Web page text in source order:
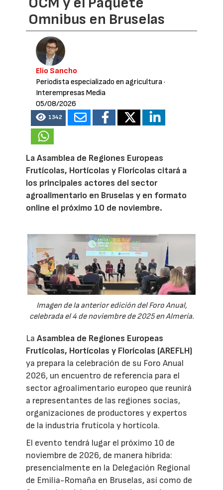
Omnibus en Bruselas
Elio Sancho
Periodista especializado en agricultura·
Interempresas Media
05/08/2026
1342
La Asamblea de Regiones Europeas
Frutícolas, Hortícolas y Florícolas citará a
los principales actores del sector
agroalimentario en Bruselas y en formato
online el próximo 10 de noviembre.
Imagen de la anterior edición del Foro Anual,
celebrada el 4 de noviembre de 2025 en Almería.
LaAsamblea de Regiones Europeas
Frutícolas, Hortícolas y Florícolas (AREFLH)
ya prepara la celebración de su Foro Anual
2026, un encuentro de referencia para el
sector agroalimentario europeo que reunirá
a representantes de las regiones socias,
organizaciones de productores y expertos
de la industria frutícola y hortícola.
El evento tendrá lugar el próximo 10 de
noviembre de 2026, de manera híbrida:
presencialmente en la Delegación Regional
de Emilia-Romaña en Bruselas, así como de